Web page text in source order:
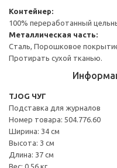
Контейнер:
100% переработанный
Металлическая часть:
Сталь, Порошковое
Протирать сухой тканью.
TJOG ЧУГ
Подставка для журналов
Номер товара: 504.776.60
Ширина: 34 см
Высота: 3 см
Длина: 37 см
Вес: 0.56 кг